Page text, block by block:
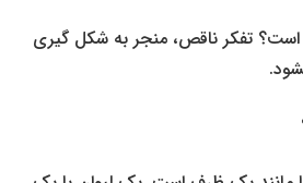
است؟ تفکر ناقص، منجر به شکل گیری